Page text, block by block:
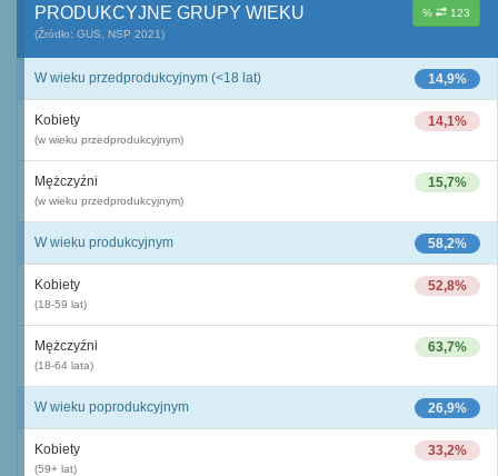
% 123
PRODUKCYJNE GRUPY WIEKU
(Źródło: GUS, NSP 2021)
14,9%
W wieku przedprodukcyjnym (<18 lat)
14,1%
Kobiety
(w wieku przedprodukcyjnym)
15,7%
Mężczyźni
(w wieku przedprodukcyjnym)
58,2%
W wieku produkcyjnym
52,8%
Kobiety
(18-59 lat)
63,7%
Mężczyźni
(18-64 lata)
26,9%
W wieku poprodukcyjnym
33,2%
Kobiety
(59+ lat)